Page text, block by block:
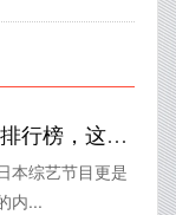
首推日本综艺节目排行榜，这些好看的综艺节目肯定能满足你的口味
本综艺节目更是
内...